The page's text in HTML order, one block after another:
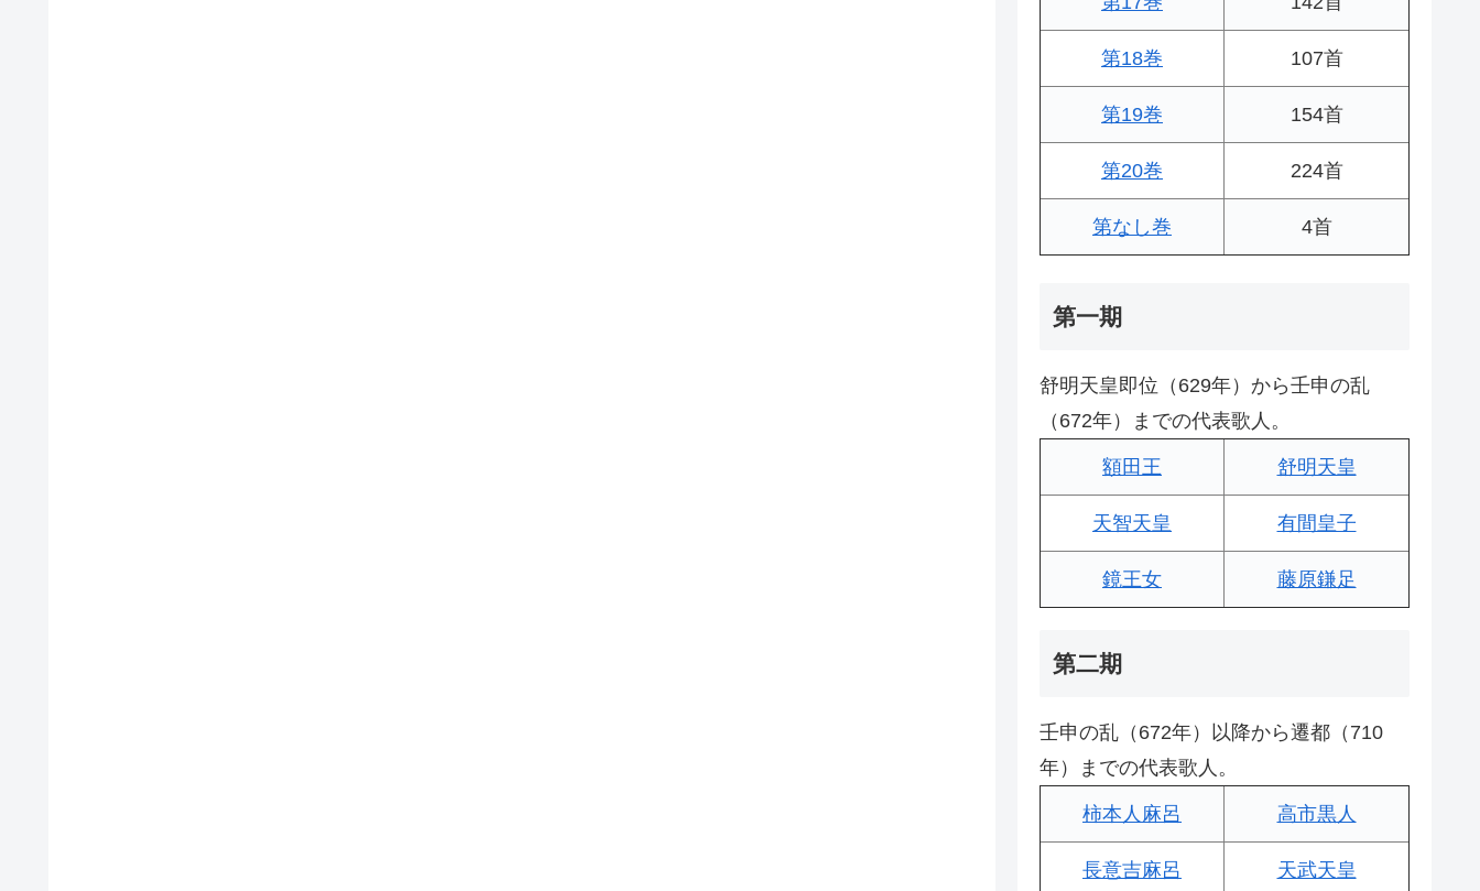
第18巻 107首
第19巻 154首
第20巻 224首
第なし巻 4首
第一期
舒明天皇即位（629年）から壬申の乱
（672年）までの代表歌人。
額田王 舒明天皇
天智天皇 有間皇子
鏡王女 藤原鎌足
第二期
壬申の乱（672年）以降から遷都（710
年）までの代表歌人。
柿本人麻呂 高市黒人
長意吉麻呂 天武天皇